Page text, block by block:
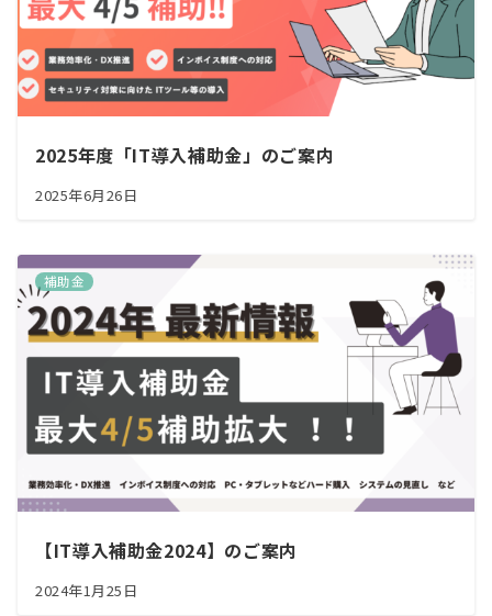
2025年度「IT導入補助金」のご案内
2025年6月26日
補助金
【IT導入補助金2024】のご案内
2024年1月25日